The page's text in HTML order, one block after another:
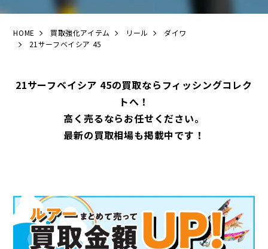
HOME 買取強化アイテム リール
ダイワ
21サーフベイシア 45
21サーフベイシア 45の買取ならフィッシングコレク
トへ！
高く売るならお任せください。
最新の買取相場も掲載中です！